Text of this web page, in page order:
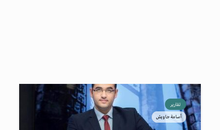
تقارير
أسامة جاويش